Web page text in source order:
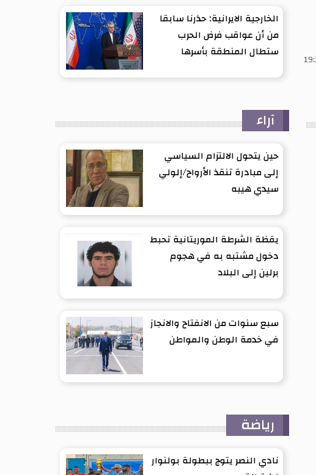
الخارجية الايرانية: حذرنا سابقا
من أن عواقب فرض الحرب
ستطال المنطقة بأسرها
آراء
حين يتحول الالتزام السياسي
إلى مبادرة تنقذ الأرواح/إلولي
سيدي هيبه
يقظة الشرطة الموريتانية تحبط
دخول مشتبه به في هجوم
برلين إلى البلاد
سبع سنوات من الانفتاح والانجاز
في خدمة الوطن والمواطن
رياضة
نادي النصر يتوج ببطولة بولنوار